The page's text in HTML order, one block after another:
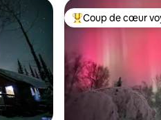
Coups de cœur
Coup de cœur